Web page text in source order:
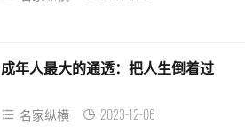
成年人最大的通透：把人生倒着过
名家纵横 2023-12-06